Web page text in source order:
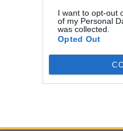
I want to opt-out
of my Personal
was collected.
Opted Out
Az előfizetés a
Portfolio.hu teljes
Kötéslisták: BÉT